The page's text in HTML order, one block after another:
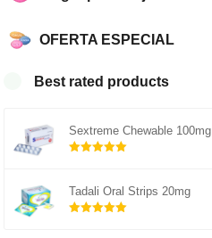
OFERTA ESPECIAL
Best rated products
Sextreme Chewable 100mg
5
Tadali Oral Strips 20mg